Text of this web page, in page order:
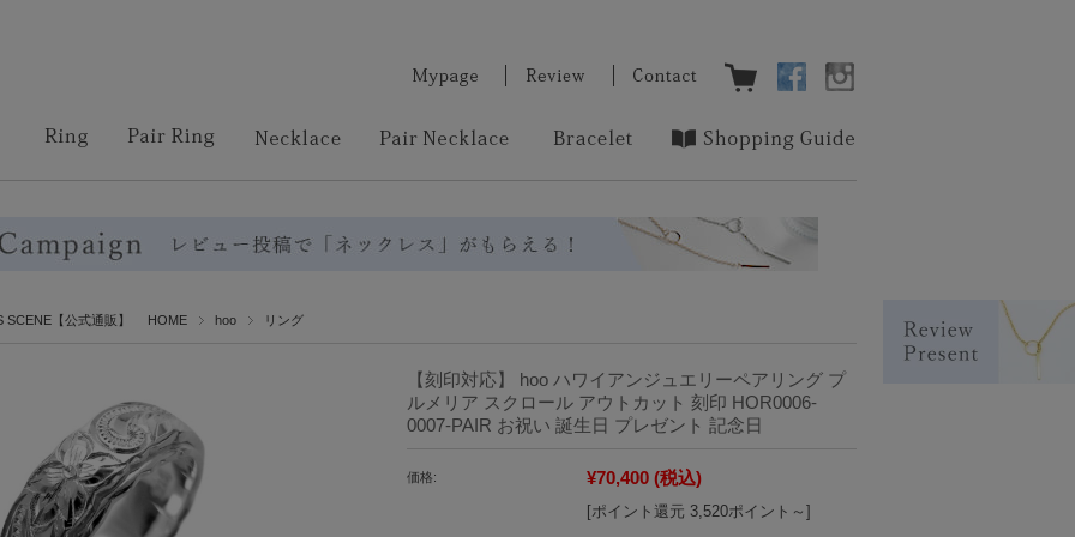
SCENE【公式通販】 HOME hoo リング
【刻印対応】 hoo ハワイアンジュエリーペアリング プ
ルメリア スクロール アウトカット 刻印 HOR0006-
0007-PAIR お祝い 誕生日 プレゼント 記念日
価格: ¥70,400 (税込)
[ポイント還元 3,520ポイント～]